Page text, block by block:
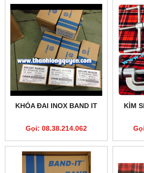
KHÓA ĐAI INOX BAND IT
Gọi: 08.38.214.062
KÌM